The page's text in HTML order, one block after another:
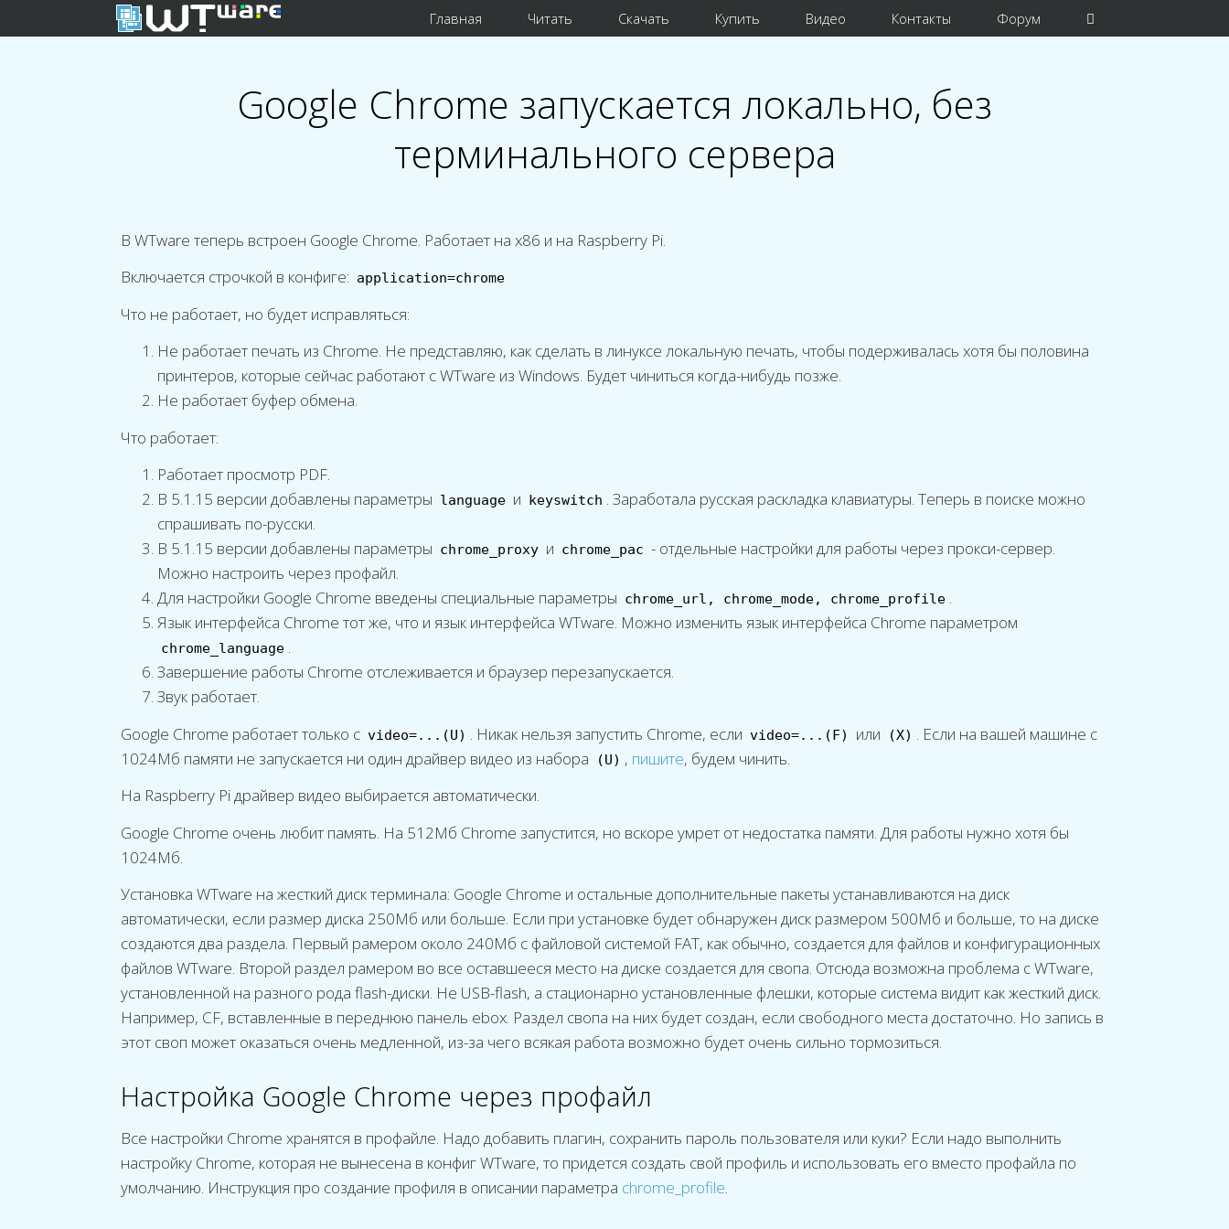
Главная Читать Скачать Купить Видео Контакты Форум
Google Chrome запускается локально, без
терминального сервера
В WTware теперь встроен Google Chrome. Работает на x86 и на Raspberry Pi.
Включается строчкой в конфиге: application=chrome
Что не работает, но будет исправляться:
Не работает печать из Chrome. Не представляю, как сделать в линуксе локальную печать, чтобы подерживалась хотя бы половина
принтеров, которые сейчас работают с WTware из Windows. Будет чиниться когда-нибудь позже.
Не работает буфер обмена.
Что работает:
Работает просмотр PDF.
В 5.1.15 версии добавлены параметры language и keyswitch . Заработала русская раскладка клавиатуры. Теперь в поиске можно
спрашивать по-русски.
В 5.1.15 версии добавлены параметры chrome_proxy и chrome_pac - отдельные настройки для работы через прокси-сервер.
Можно настроить через профайл.
Для настройки Google Chrome введены специальные параметры chrome_url, chrome_mode, chrome_profile .
Язык интерфейса Chrome тот же, что и язык интерфейса WTware. Можно изменить язык интерфейса Chrome параметром
chrome_language .
Завершение работы Chrome отслеживается и браузер перезапускается.
Звук работает.
Google Chrome работает только с video=...(U) . Никак нельзя запустить Chrome, если video=...(F) или (X)
. Если на вашей машине с
1024Мб памяти не запускается ни один драйвер видео из набора
(U) , пишите, будем чинить.
На Raspberry Pi драйвер видео выбирается автоматически.
Google Chrome очень любит память. На 512Мб Chrome запустится, но вскоре умрет от недостатка памяти. Для работы нужно хотя бы
1024Мб.
Установка WTware на жесткий диск терминала: Google Chrome и остальные дополнительные пакеты устанавливаются на диск
автоматически, если размер диска 250Мб или больше. Если при установке будет обнаружен диск размером 500Мб и больше, то на диске
создаются два раздела. Первый рамером около 240Мб с файловой системой FAT, как обычно, создается для файлов и конфигурационных
файлов WTware. Второй раздел рамером во все оставшееся место на диске создается для свопа. Отсюда возможна проблема с WTware,
установленной на разного рода flash-диски. Не USB-flash, а стационарно установленные флешки, которые система видит как жесткий диск.
Например, CF, вставленные в переднюю панель ebox. Раздел свопа на них будет создан, если свободного места достаточно. Но запись в
этот своп может оказаться очень медленной, из-за чего всякая работа возможно будет очень сильно тормозиться.
Настройка Google Chrome через профайл
Все настройки Chrome хранятся в профайле. Надо добавить плагин, сохранить пароль пользователя или куки? Если надо выполнить
настройку Chrome, которая не вынесена в конфиг WTware, то придется создать свой профиль и использовать его вместо профайла по
умолчанию. Инструкция про создание профиля в описании параметра chrome_profile